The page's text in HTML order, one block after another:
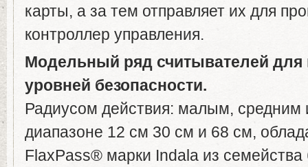
карты, а за тем отправляет их для
контроллер управления.
Модельный ряд считывателей
уровней безопасности.
Радиусом действия: малым, средним
диапазоне 12 см 30 см и 68 см,
FlaxPass® марки Indala из семейства